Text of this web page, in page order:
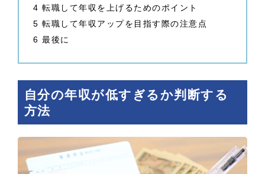
4 転職して年収を上げるためのポイント
5 転職して年収アップを目指す際の注意点
6 最後に
自分の年収が低すぎるか判断する
方法